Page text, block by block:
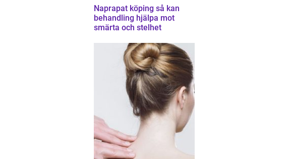
Naprapat köping så kan
behandling hjälpa mot
smärta och stelhet